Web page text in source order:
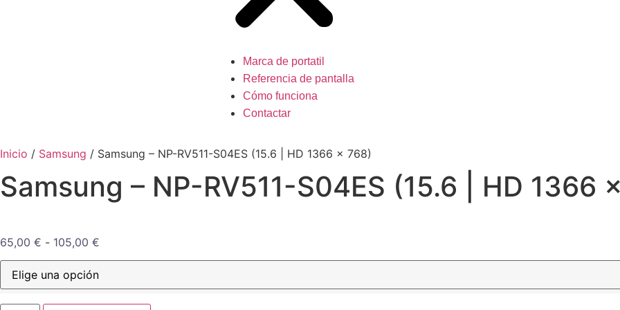
Marca de portatil
Referencia de pantalla
Cómo funciona
Contactar
Inicio / Samsung / Samsung – NP-RV511-S04ES (15.6 | HD 1366 x 768)
Samsung – NP-RV511-S04ES (15.6 | HD 1366
65,00 € - 105,00 €